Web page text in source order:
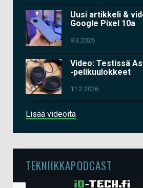
Uusi artikkeli &
Google Pixel 10a
9.3.2026
Video: Testissä
-pelikuulokkeet
11.2.2026
Lisää videoita
TEKNIIKKAPODCAST